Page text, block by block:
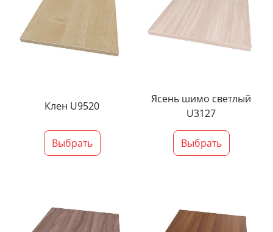
Клен U9520
Выбрать
Ясень шимо светлый
U3127
Выбрать